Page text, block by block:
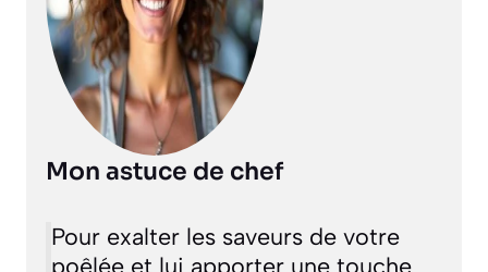
Mon astuce de chef
Pour exalter les saveurs de votre
poêlée et lui apporter une touche